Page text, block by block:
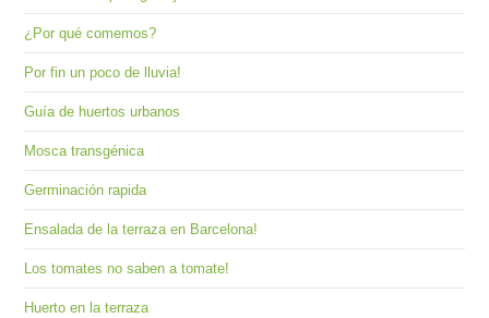
¿Por qué comemos?
Por fin un poco de lluvia!
Guía de huertos urbanos
Mosca transgénica
Germinación rapida
Ensalada de la terraza en Barcelona!
Los tomates no saben a tomate!
Huerto en la terraza